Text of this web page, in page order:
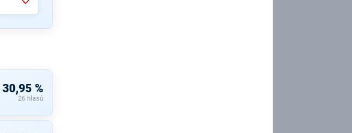
30,95 %
26 hlasů